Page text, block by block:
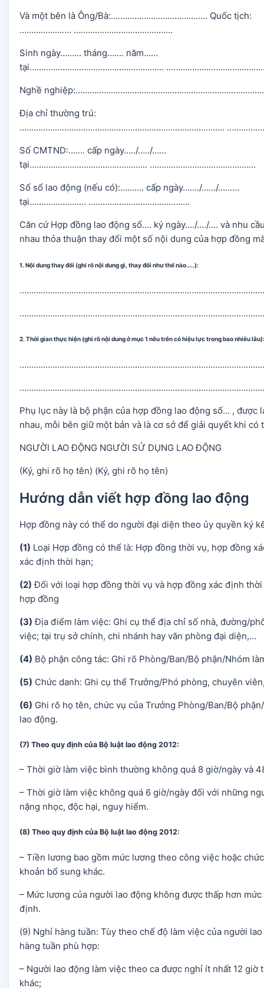
Và một bên là Ông/Bà:………………………………….. Quốc tịch:
…………………. ……………………………………
Sinh ngày……… tháng……. năm……
tại…………………………………………………
Nghề
Địa chỉ thường trú:
……………………………………………………………………………
Số CMTND:……. cấp ngày…../…../……
tại………………………………………….. ………………………………………
Số sổ lao động (nếu có):………. cấp ngày……./……/………
tại…………………… …………………………………….
Căn cứ Hợp đồng lao động số…. ký ngày…./…./…. và nhu
nhau thỏa thuận thay đổi một số nội dung của hợp đồng
1. Nội dung thay đổi (ghi rõ nội dung gì, thay đổi như thế nào…..):
2. Thời gian thực hiện (ghi rõ nội dung ở mục 1 nêu trên có hiệu lực trong bao nhiêu lâu):
Phụ lục này là bộ phận của hợp đồng lao động số… , được
nhau, mỗi bên giữ một bản và là cơ sở để giải quyết khi có
NGƯỜI LAO ĐỘNG NGƯỜI SỬ DỤNG LAO ĐỘNG
(Ký, ghi rõ họ tên) (Ký, ghi rõ họ tên)
Hướng dẫn viết hợp đồng lao động
Hợp đồng này có thể do người đại diện theo ủy quyền ký
(1) Loại Hợp đồng có thể là: Hợp đồng thời vụ, hợp đồng
xác định thời hạn;
(2) Đối với loại hợp đồng thời vụ và hợp đồng xác định
hợp đồng
(3) Địa điểm làm việc: Ghi cụ thể địa chỉ số nhà, đường/
việc; tại trụ sở chính, chi nhánh hay văn phòng đại diện,…
(4) Bộ phận công tác: Ghi rõ Phòng/Ban/Bộ phận/Nhóm
(5) Chức danh: Ghi cụ thể Trưởng/Phó phòng, chuyên
(6) Ghi rõ họ tên, chức vụ của Trưởng Phòng/Ban/Bộ
lao động.
(7) Theo quy định của Bộ luật lao động 2012:
– Thời giờ làm việc bình thường không quá 8 giờ/ngày và
– Thời giờ làm việc không quá 6 giờ/ngày đối với những
nặng nhọc, độc hại, nguy hiểm.
(8) Theo quy định của Bộ luật lao động 2012:
– Tiền lương bao gồm mức lương theo công việc hoặc
khoản bổ sung khác.
– Mức lương của người lao động không được thấp hơn
định.
(9) Nghỉ hàng tuần: Tùy theo chế độ làm việc của người
hàng tuần phù hợp:
– Người lao động làm việc theo ca được nghỉ ít nhất 12 giờ
khác;